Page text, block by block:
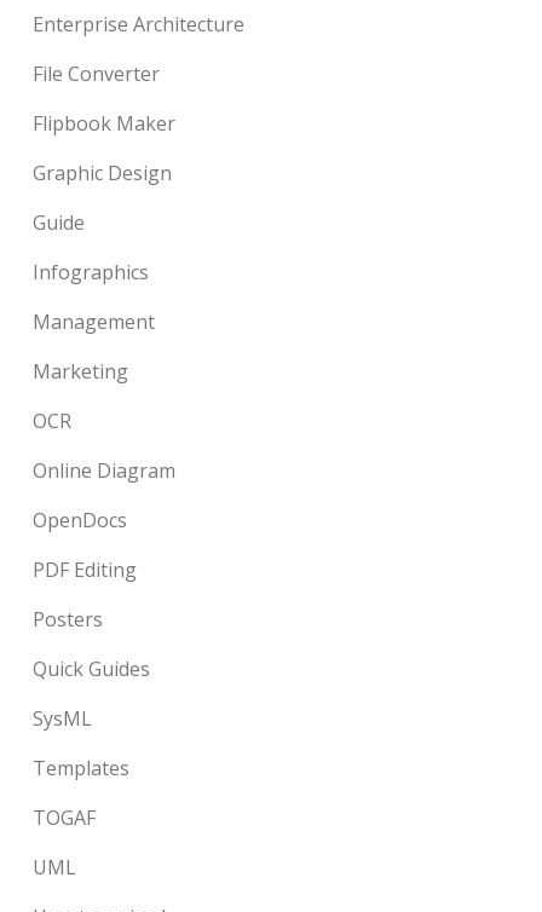
Enterprise Architecture
File Converter
Flipbook Maker
Graphic Design
Guide
Infographics
Management
Marketing
OCR
Online Diagram
OpenDocs
PDF Editing
Posters
Quick Guides
SysML
Templates
TOGAF
UML